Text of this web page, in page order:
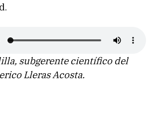
subgerente científico del
Lleras Acosta.